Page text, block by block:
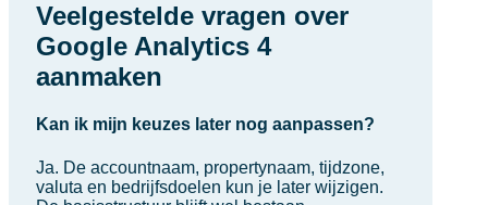
Veelgestelde vragen over
Google Analytics 4
aanmaken
Kan ik mijn keuzes later nog aanpassen?
Ja. De accountnaam, propertynaam, tijdzone,
valuta en bedrijfsdoelen kun je later wijzigen.